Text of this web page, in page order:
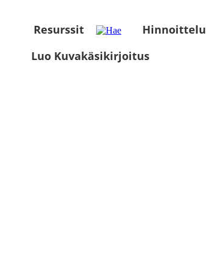
Resurssit
Hinnoittelu
Luo Kuvakäsikirjoitus